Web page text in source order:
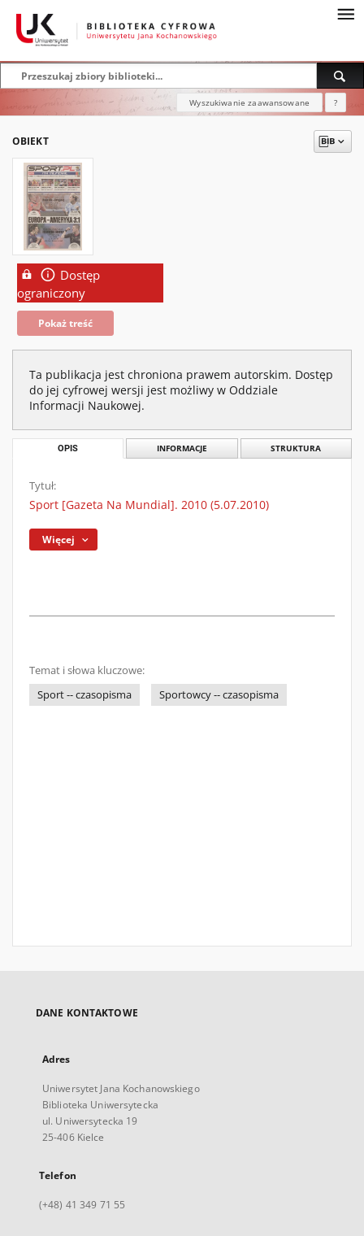
Wyszukiwanie zaawansowane ?
OBIEKT
Dostęp
ograniczony
Pokaż treść
Ta publikacja jest chroniona prawem autorskim. Dostęp
do jej cyfrowej wersji jest możliwy w Oddziale
Informacji Naukowej.
OPIS INFORMACJE STRUKTURA
Tytuł:
Sport [Gazeta Na Mundial]. 2010 (5.07.2010)
Więcej
Temat i słowa kluczowe:
Sport -- czasopisma
Sportowcy -- czasopisma
DANE KONTAKTOWE
Adres
Uniwersytet Jana Kochanowskiego
Biblioteka Uniwersytecka
ul. Uniwersytecka 19
25-406 Kielce
Telefon
(+48) 41 349 71 55